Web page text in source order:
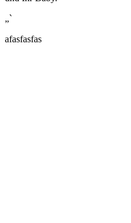
„`
afasfasfas